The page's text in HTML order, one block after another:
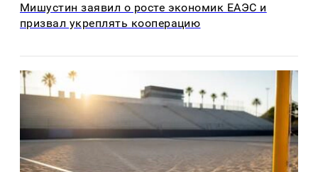
Мишустин заявил о росте экономик ЕАЭС и
призвал укреплять кооперацию